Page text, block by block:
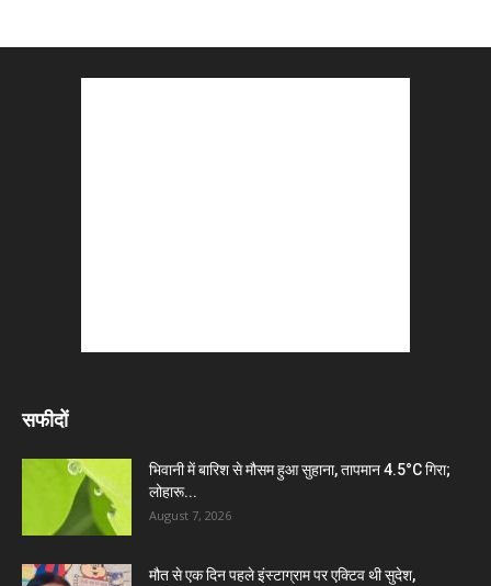
सफीदों
भिवानी में बारिश से मौसम हुआ सुहाना, तापमान 4.5°C गिरा;
लोहारू...
August 7, 2026
मौत से एक दिन पहले इंस्टाग्राम पर एक्टिव थी सुदेश,